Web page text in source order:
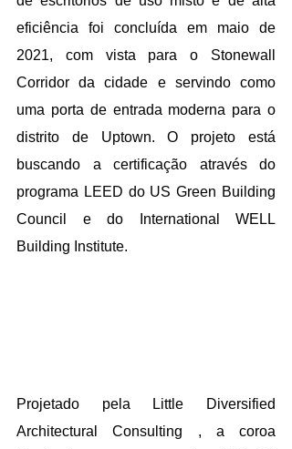
eficiência foi concluída em maio de
2021, com vista para o Stonewall
Corridor da cidade e servindo como
uma porta de entrada moderna para o
distrito de Uptown. O projeto está
buscando a certificação através do
programa LEED do US Green Building
Council e do International WELL
Building Institute.
Projetado pela Little Diversified
Architectural Consulting , a coroa